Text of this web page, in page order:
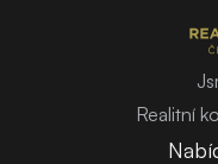
Realitní